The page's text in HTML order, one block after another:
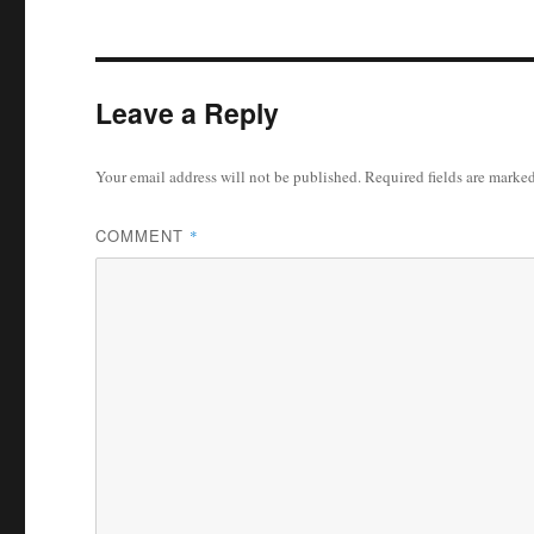
Leave a Reply
Your email address will not be published.Required fields are
COMMENT *